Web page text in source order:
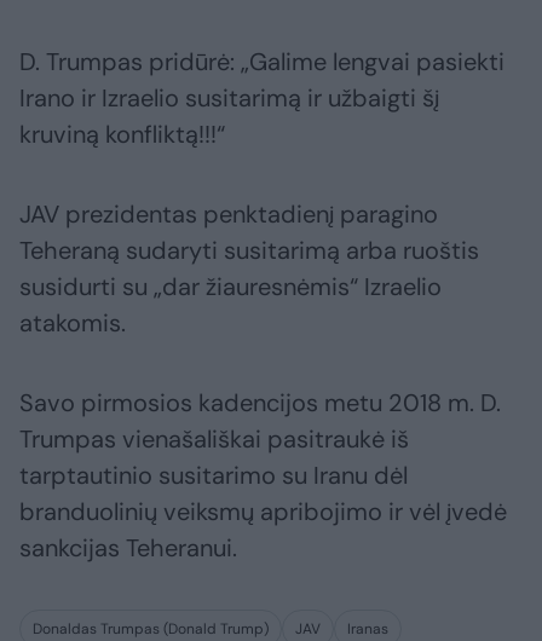
D. Trumpas pridūrė: „Galime lengvai pasiekti
Irano ir Izraelio susitarimą ir užbaigti šį
kruviną konfliktą!!!“
JAV prezidentas penktadienį paragino
Teheraną sudaryti susitarimą arba ruoštis
susidurti su „dar žiauresnėmis“ Izraelio
atakomis.
Savo pirmosios kadencijos metu 2018 m. D.
Trumpas vienašališkai pasitraukė iš
tarptautinio susitarimo su Iranu dėl
branduolinių veiksmų apribojimo ir vėl įvedė
sankcijas Teheranui.
Donaldas Trumpas (Donald Trump) JAV Iranas